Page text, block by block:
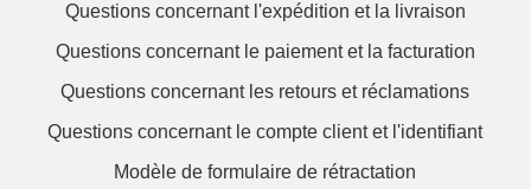
Questions concernant l'expédition et la livraison
Questions concernant le paiement et la facturation
Questions concernant les retours et réclamations
Questions concernant le compte client et l'identifiant
Modèle de formulaire de rétractation